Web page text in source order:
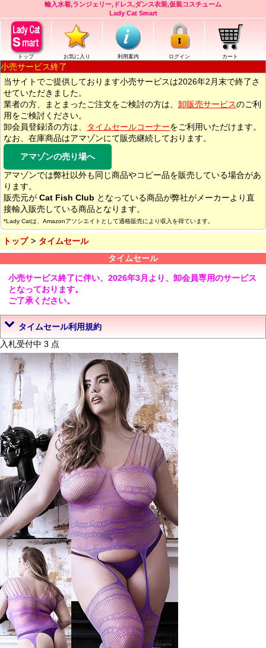
輸入水着,ランジェリー,ドレス,ダンス衣装,仮装コスチューム
Lady Cat Smart
トップ お気に入り 利用案内 ログイン カート
小売サービス終了
当サイトでご提供しております小売サービスは2026年2月末で終了さ
せていただきました。
業者の方、まとまったご注文をご検討の方は、 卸販売サービスのご利
用をご検討ください。
卸会員登録済の方は、
タイムセールコーナーをご利用いただけます。
なお、在庫商品はアマゾンにて販売継続しております。
アマゾンの売り場へ
アマゾンでは弊社以外も同じ商品やコピー品を販売している場合があ
ります。
販売元が Cat Fish Club となっている商品が弊社がメーカーより直
接輸入販売している商品となります。
*Lady Catは、Amazonアソシエイトとして適格販売により収入を得ています。
トップ
タイムセール
タイムセール
小売サービス終了に伴い、2026年3月より、卸会員専用のサービス
となっております。
ご了承ください。
タイムセール利用規約
入札受付中 3 点